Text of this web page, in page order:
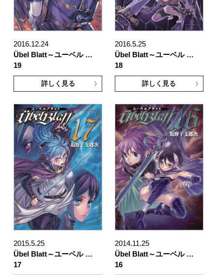
2016.12.24
Übel Blatt～ユーベル …
19
詳しく見る
2016.5.25
Übel Blatt～ユーベル …
18
詳しく見る
2015.5.25
Übel Blatt～ユーベル …
17
2014.11.25
Übel Blatt～ユーベル …
16